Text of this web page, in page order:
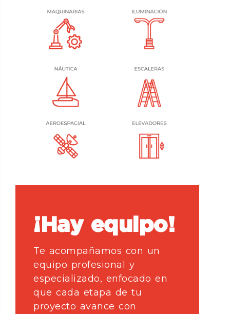
¡Hay equipo!
Te acompañamos con un
equipo profesional y
especializado, enfocado en
que cada etapa de tu
proyecto avance con